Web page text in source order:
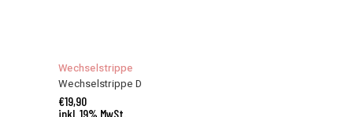
Wechselstrippe
Wechselstrippe D
€19,90
inkl. 19% MwSt.